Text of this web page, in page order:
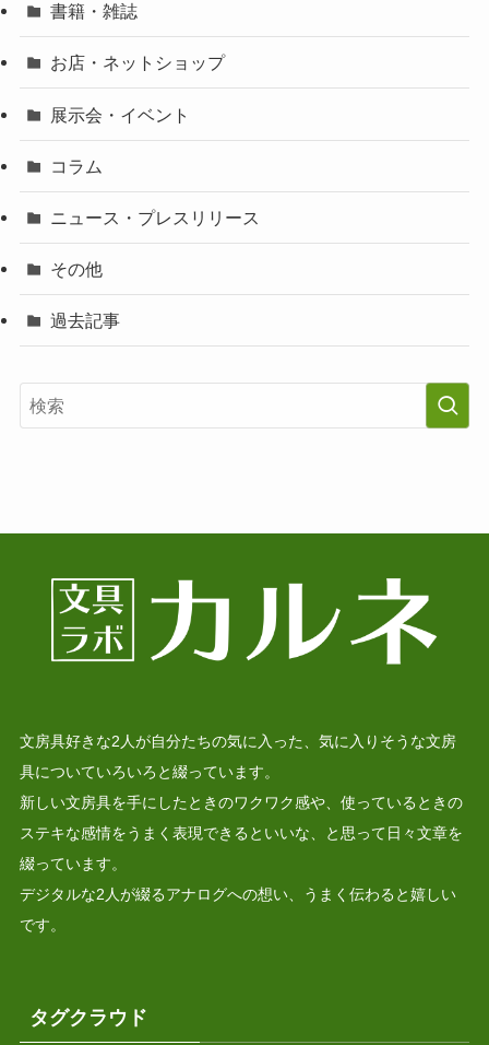
書籍・雑誌
お店・ネットショップ
展示会・イベント
コラム
ニュース・プレスリリース
その他
過去記事
文房具好きな2人が自分たちの気に入った、気に入りそうな文房
具についていろいろと綴っています。
新しい文房具を手にしたときのワクワク感や、使っているときの
ステキな感情をうまく表現できるといいな、と思って日々文章を
綴っています。
デジタルな2人が綴るアナログへの想い、うまく伝わると嬉しい
です。
タグクラウド